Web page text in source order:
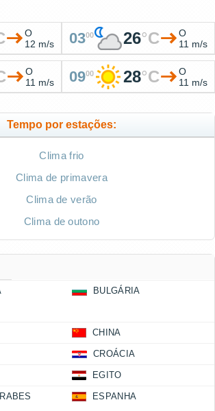
O
12 m/s
0300 26°C
O
11 m/s
O
11 m/s
0900 28°C
O
11 m/s
Tempo por estações:
Clima frio
Clima de primavera
Clima de verão
Clima de outono
BULGÁRIA
CHINA
CROÁCIA
EGITO
ESPANHA